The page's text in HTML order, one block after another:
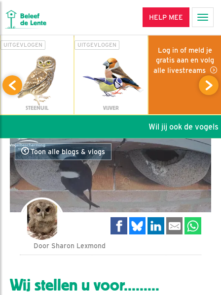
HELP MEE
UITGEVLOGEN
STEENUIL
UITGEVLOGEN
VIJVER
Log in of meld je
gratis aan en volg
alle livestreams
Wil jij ook de vogels
Toon alle blogs & vlogs
Door Sharon Lexmond
Wij stellen u voor.........